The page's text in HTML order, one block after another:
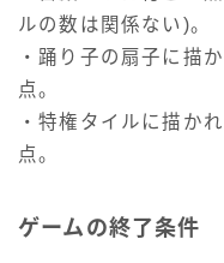
ルの数は関係ない)。
・踊り子の扇子に描
点。
・特権タイルに描か
点。
ゲームの終了条件